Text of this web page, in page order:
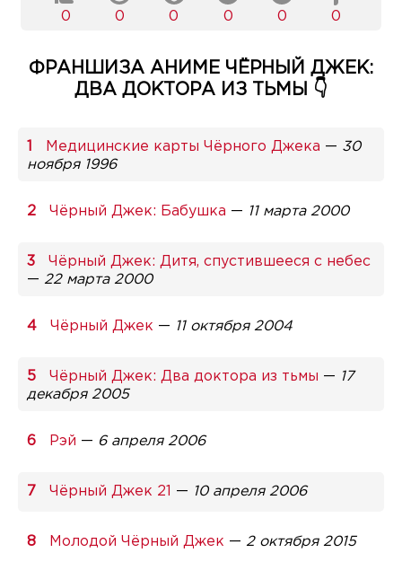
0 0 0 0 0 0
ФРАНШИЗА АНИМЕ ЧЁРНЫЙ ДЖЕК:
ДВА ДОКТОРА ИЗ ТЬМЫ 👇
Медицинские карты Чёрного Джека — 30
ноября 1996
Чёрный Джек: Бабушка — 11 марта 2000
Чёрный Джек: Дитя, спустившееся с небес
— 22 марта 2000
Чёрный Джек — 11 октября 2004
Чёрный Джек: Два доктора из тьмы — 17
декабря 2005
Рэй — 6 апреля 2006
Чёрный Джек 21 — 10 апреля 2006
Молодой Чёрный Джек — 2 октября 2015